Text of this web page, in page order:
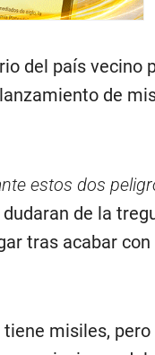
del país vecino
de
estos dos
de la
tras acabar con
tiene misiles,